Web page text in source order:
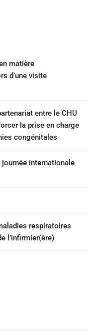
matière
d’une visite
entre le CHU
la prise en charge
congénitales
journée internationale
respiratoires
l’infirmier(ère)